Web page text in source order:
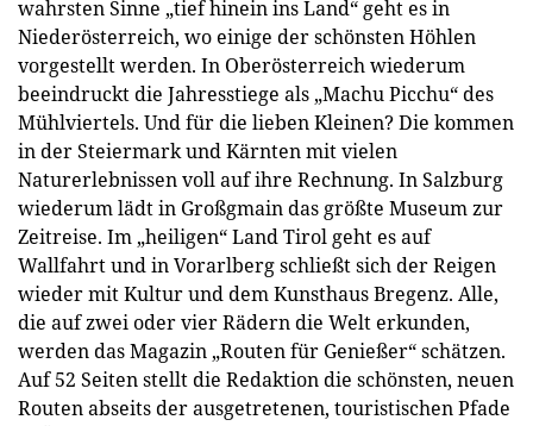
wahrsten Sinne „tief hinein ins Land“ geht es in
Niederösterreich, wo einige der schönsten Höhlen
vorgestellt werden. In Oberösterreich wiederum
beeindruckt die Jahresstiege als „Machu Picchu“ des
Mühlviertels. Und für die lieben Kleinen? Die kommen
in der Steiermark und Kärnten mit vielen
Naturerlebnissen voll auf ihre Rechnung. In Salzburg
wiederum lädt in Großgmain das größte Museum zur
Zeitreise. Im „heiligen“ Land Tirol geht es auf
Wallfahrt und in Vorarlberg schließt sich der Reigen
wieder mit Kultur und dem Kunsthaus Bregenz. Alle,
die auf zwei oder vier Rädern die Welt erkunden,
werden das Magazin „Routen für Genießer“ schätzen.
Auf 52 Seiten stellt die Redaktion die schönsten, neuen
Routen abseits der ausgetretenen, touristischen Pfade